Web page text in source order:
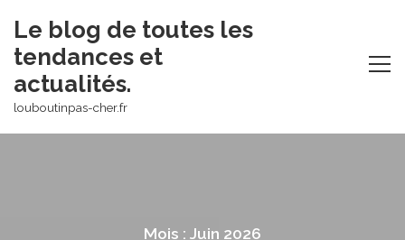
content
Le blog de toutes les
tendances et
actualités.
louboutinpas-cher.fr
Mois : Juin 2026